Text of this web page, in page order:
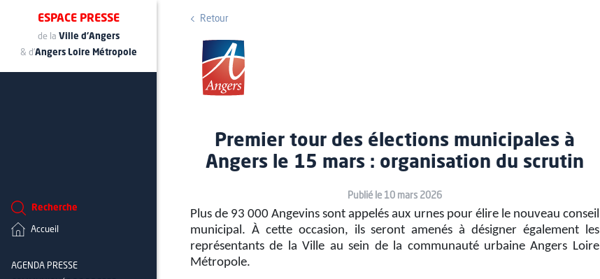
ESPACE PRESSE
de la Ville d'Angers
& d'Angers Loire Métropole
Recherche
Accueil
AGENDA PRESSE
Retour
Premier tour des élections municipales à
Angers le 15 mars : organisation du scrutin
Publié le 10 mars 2026
Plus de 93 000 Angevins sont appelés aux urnes pour élire le nouveau conseil
municipal. À cette occasion, ils seront amenés à désigner également les
représentants de la Ville au sein de la communauté urbaine Angers Loire
Métropole.